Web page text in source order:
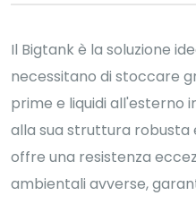
Il Bigtank è la soluzione
necessitano di stoccare
prime e liquidi all'esterno
alla sua struttura robusta
offre una resistenza
ambientali avverse,